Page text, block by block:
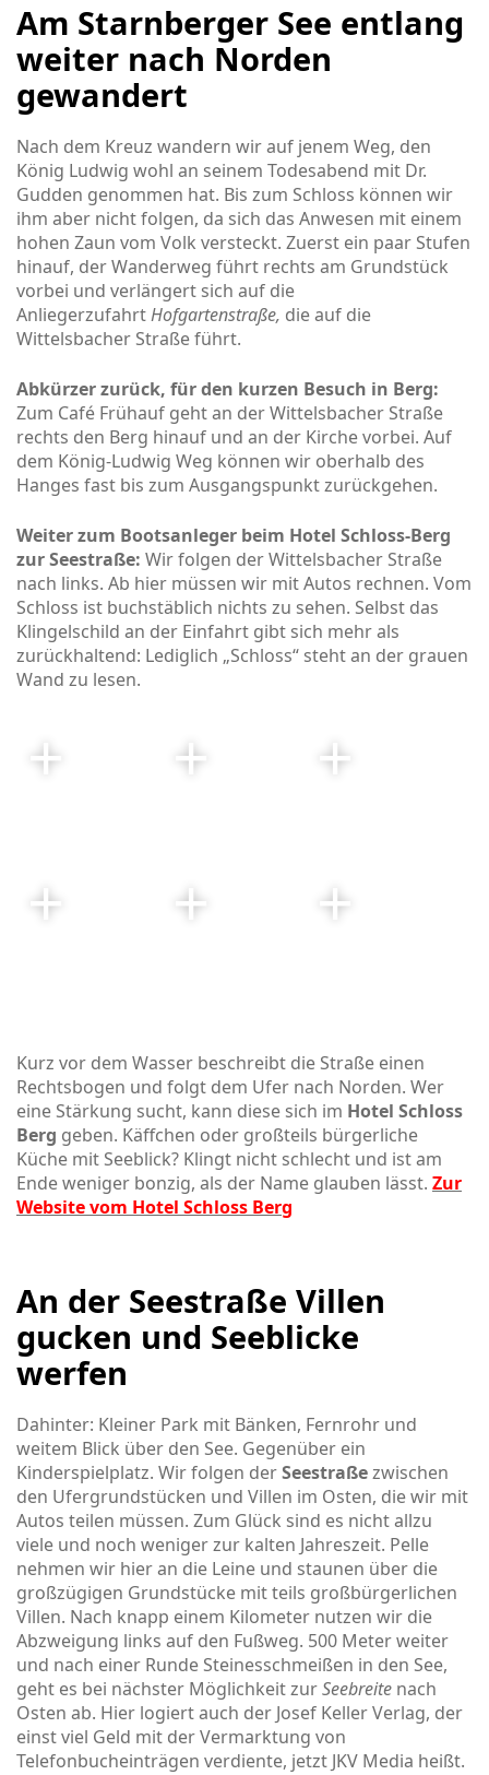
Am Starnberger See entlang
weiter nach Norden
gewandert
Nach dem Kreuz wandern wir auf jenem Weg, den
König Ludwig wohl an seinem Todesabend mit Dr.
Gudden genommen hat. Bis zum Schloss können wir
ihm aber nicht folgen, da sich das Anwesen mit einem
hohen Zaun vom Volk versteckt. Zuerst ein paar Stufen
hinauf, der Wanderweg führt rechts am Grundstück
vorbei und verlängert sich auf die
AnliegerzufahrtHofgartenstraße, die auf die
Wittelsbacher Straße führt.
Abkürzer zurück, für den kurzen Besuch in Berg:
Zum Café Frühauf geht an der Wittelsbacher Straße
rechts den Berg hinauf und an der Kirche vorbei. Auf
dem König-Ludwig Weg können wir oberhalb des
Hanges fast bis zum Ausgangspunkt zurückgehen.
Weiter zum Bootsanleger beim Hotel Schloss-Berg
zur Seestraße: Wir folgen der Wittelsbacher Straße
nach links. Ab hier müssen wir mit Autos rechnen. Vom
Schloss ist buchstäblich nichts zu sehen. Selbst das
Klingelschild an der Einfahrt gibt sich mehr als
zurückhaltend: Lediglich „Schloss“ steht an der grauen
Wand zu lesen.
Kurz vor dem Wasser beschreibt die Straße einen
Rechtsbogen und folgt dem Ufer nach Norden. Wer
eine Stärkung sucht, kann diese sich im Hotel Schloss
Berg geben. Käffchen oder großteils bürgerliche
Küche mit Seeblick? Klingt nicht schlecht und ist am
Ende weniger bonzig, als der Name glauben lässt. Zur
Website vom Hotel Schloss Berg
An der Seestraße Villen
gucken und Seeblicke
werfen
Dahinter: Kleiner Park mit Bänken, Fernrohr und
weitem Blick über den See. Gegenüber ein
Kinderspielplatz. Wir folgen derSeestraßezwischen
den Ufergrundstücken und Villen im Osten, die wir mit
Autos teilen müssen. Zum Glück sind es nicht allzu
viele und noch weniger zur kalten Jahreszeit. Pelle
nehmen wir hier an die Leine und staunen über die
großzügigen Grundstücke mit teils großbürgerlichen
Villen. Nach knapp einem Kilometer nutzen wir die
Abzweigung links auf den Fußweg. 500 Meter weiter
und nach einer Runde Steinesschmeißen in den See,
geht es bei nächster Möglichkeit zurSeebreite nach
Osten ab. Hier logiert auch der Josef Keller Verlag, der
einst viel Geld mit der Vermarktung von
Telefonbucheinträgen verdiente, jetzt JKV Media heißt.